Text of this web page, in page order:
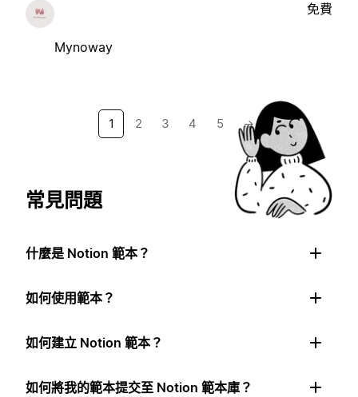
Mynoway
免費
1 2 3 4 5 →
常見問題
什麼是 Notion 範本？
如何使用範本？
如何建立 Notion 範本？
如何將我的範本提交至 Notion 範本庫？